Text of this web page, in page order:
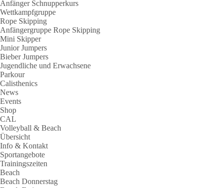
Anfänger Schnupperkurs
Wettkampfgruppe
Rope Skipping
Anfängergruppe Rope Skipping
Mini Skipper
Junior Jumpers
Bieber Jumpers
Jugendliche und Erwachsene
Parkour
Calisthenics
News
Events
Shop
CAL
Volleyball & Beach
Übersicht
Info & Kontakt
Sportangebote
Trainingszeiten
Beach
Beach Donnerstag